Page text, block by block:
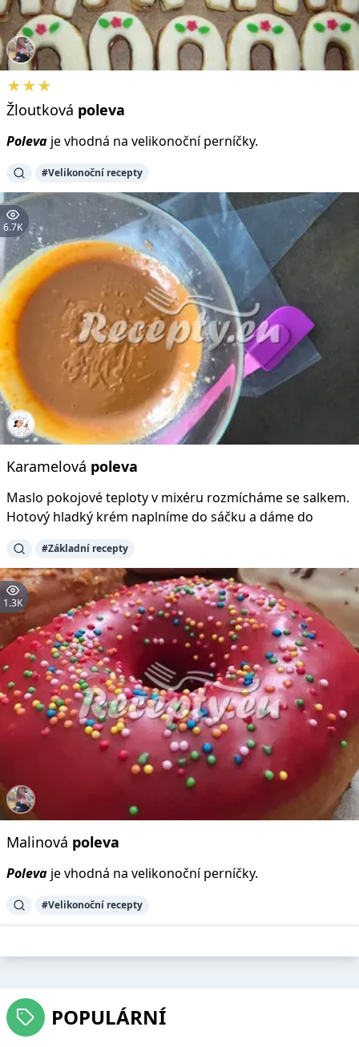
★★★
Žloutková poleva
Poleva je vhodná na velikonoční perníčky.
#Velikonoční recepty
6.7K
Karamelová poleva
Maslo pokojové teploty v mixéru rozmícháme se salkem.
Hotový hladký krém naplníme do sáčku a dáme do
#Základní recepty
1.3K
Malinová poleva
Poleva je vhodná na velikonoční perníčky.
#Velikonoční recepty
POPULÁRNÍ